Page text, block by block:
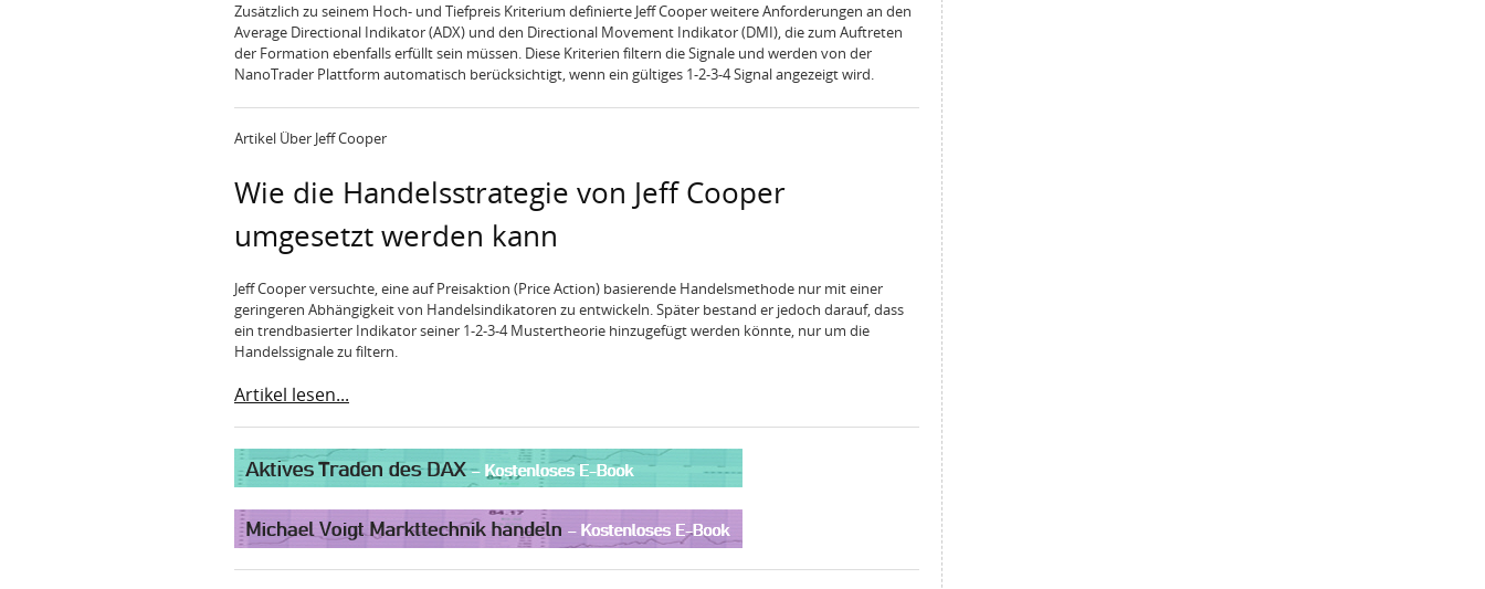
Zusätzlich zu seinem Hoch- und Tiefpreis Kriterium definierte Jeff Cooper weitere Anforderungen an den
Average Directional Indikator (ADX) und den Directional Movement Indikator (DMI), die zum Auftreten
der Formation ebenfalls erfüllt sein müssen. Diese Kriterien filtern die Signale und werden von der
NanoTrader Plattform automatisch berücksichtigt, wenn ein gültiges 1-2-3-4 Signal angezeigt wird.
Artikel Über Jeff Cooper
Wie die Handelsstrategie von Jeff Cooper
umgesetzt werden kann
Jeff Cooper versuchte, eine auf Preisaktion (Price Action) basierende Handelsmethode nur mit einer
geringeren Abhängigkeit von Handelsindikatoren zu entwickeln. Später bestand er jedoch darauf, dass
ein trendbasierter Indikator seiner 1-2-3-4 Mustertheorie hinzugefügt werden könnte, nur um die
Handelssignale zu filtern.
Artikel lesen...